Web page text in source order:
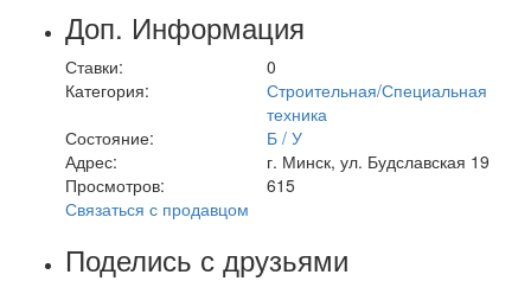
Доп. Информация
Ставки:
0
Категория:
Строительная/Специальная
техника
Состояние:
Б / У
Адрес:
г. Минск, ул. Будславская 19
Просмотров:
615
Связаться с продавцом
Поделись с друзьями